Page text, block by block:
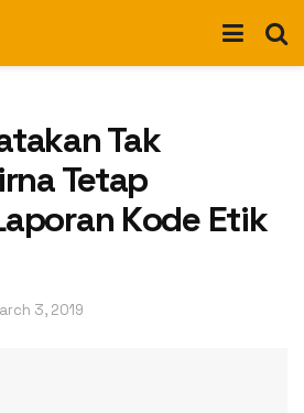
Tak
Tetap
Kode Etik
3, 2019